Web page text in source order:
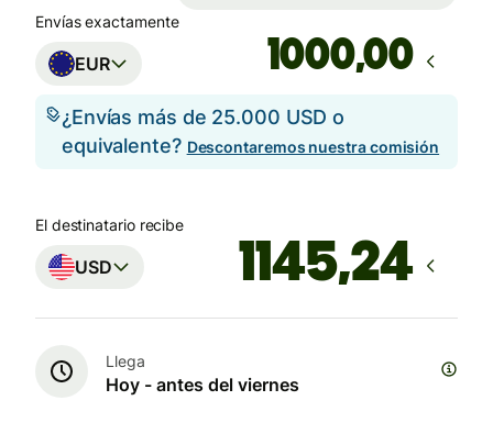
Envías exactamente
EUR ,00
¿Envías más de 25.000 USD o
equivalente? Descontaremos nuestra comisión
El destinatario recibe
USD
Llega
Hoy - antes del viernes